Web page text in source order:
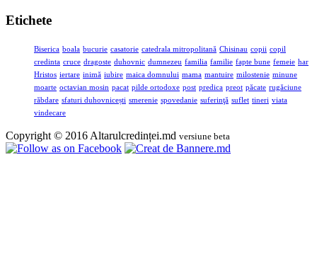
Etichete
Biserica boala bucurie casatorie catedrala mitropolitană Chisinau copii copil
credinta cruce dragoste duhovnic dumnezeu familia familie fapte bune femeie har
Hristos iertare inimă iubire maica domnului mama mantuire milostenie minune
moarte octavian mosin pacat pilde ortodoxe post predica preot păcate rugăciune
răbdare sfaturi duhovnicești smerenie spovedanie suferinţă suflet tineri viata
vindecare
Copyright © 2016 Altarulcredinței.md versiune beta